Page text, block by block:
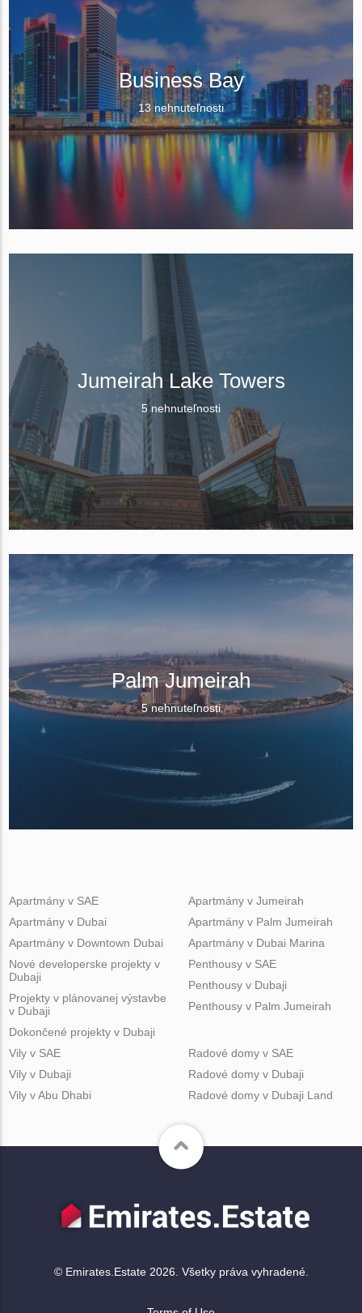
Business Bay
13 nehnuteľnosti
Jumeirah Lake Towers
5 nehnuteľnosti
Palm Jumeirah
5 nehnuteľnosti
Apartmány v SAE
Apartmány v Dubai
Apartmány v Downtown Dubai
Apartmány v Jumeirah
Apartmány v Palm Jumeirah
Apartmány v Dubai Marina
Nové developerske projekty v
Dubaji
Projekty v plánovanej výstavbe
v Dubaji
Dokončené projekty v Dubaji
Penthousy v SAE
Penthousy v Dubaji
Penthousy v Palm Jumeirah
Vily v SAE
Vily v Dubaji
Vily v Abu Dhabi
Radové domy v SAE
Radové domy v Dubaji
Radové domy v Dubaji Land
© Emirates.Estate 2026. Všetky práva vyhradené.